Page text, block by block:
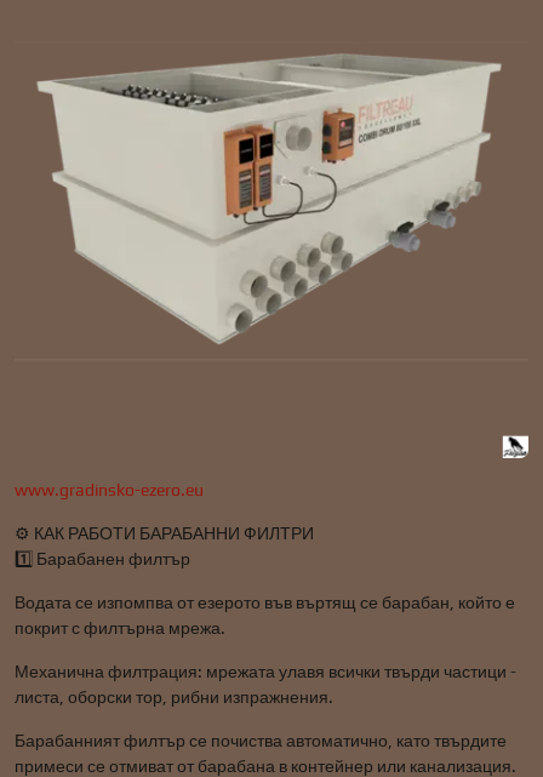
www.gradinsko-ezero.eu
⚙️ КАК РАБОТИ БАРАБАННИ ФИЛТРИ
1️⃣ Барабанен филтър
Водата се изпомпва от езерото във въртящ се барабан, който е
покрит с филтърна мрежа.
Механична филтрация: мрежата улавя всички твърди частици -
листа, оборски тор, рибни изпражнения.
Барабанният филтър се почиства автоматично, като твърдите
примеси се отмиват от барабана в контейнер или канализация.